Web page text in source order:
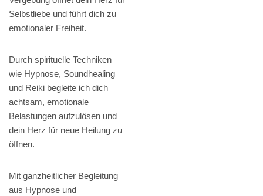
Selbstliebe und führt dich zu
emotionaler Freiheit.
Durch spirituelle Techniken
wie Hypnose, Soundhealing
und Reiki begleite ich dich
achtsam, emotionale
Belastungen aufzulösen und
dein Herz für neue Heilung zu
öffnen.
Mit ganzheitlicher Begleitung
aus Hypnose und